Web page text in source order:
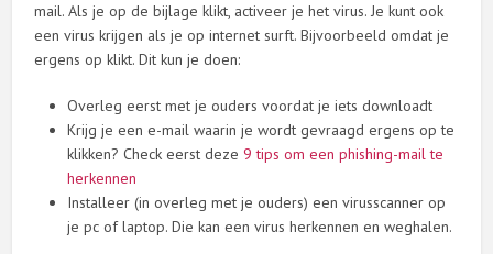
mail. Als je op de bijlage klikt, activeer je het virus. Je kunt ook
een virus krijgen als je op internet surft. Bijvoorbeeld omdat je
ergens op klikt. Dit kun je doen:
Overleg eerst met je ouders voordat je iets downloadt
Krijg je een e-mail waarin je wordt gevraagd ergens op te
klikken? Check eerst deze 9 tips om een phishing-mail te
herkennen
Installeer (in overleg met je ouders) een virusscanner op
je pc of laptop. Die kan een virus herkennen en weghalen.